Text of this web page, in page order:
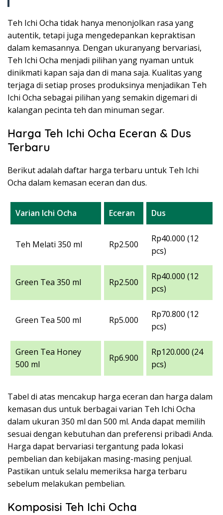
Teh Ichi Ocha tidak hanya menonjolkan rasa yang
autentik, tetapi juga mengedepankan kepraktisan
dalam kemasannya. Dengan ukuranyang bervariasi,
Teh Ichi Ocha menjadi pilihan yang nyaman untuk
dinikmati kapan saja dan di mana saja. Kualitas yang
terjaga di setiap proses produksinya menjadikan Teh
Ichi Ocha sebagai pilihan yang semakin digemari di
kalangan pecinta teh dan minuman segar.
Harga Teh Ichi Ocha Eceran & Dus
Terbaru
Berikut adalah daftar harga terbaru untuk Teh Ichi
Ocha dalam kemasan eceran dan dus.
Varian Ichi Ocha Eceran Dus
Teh Melati 350 ml Rp2.500
Rp40.000 (12
pcs)
Green Tea 350 ml Rp2.500
Rp40.000 (12
pcs)
Green Tea 500 ml Rp5.000
Rp70.800 (12
pcs)
Green Tea Honey
500 ml
Rp6.900
Rp120.000 (24
pcs)
Tabel di atas mencakup harga eceran dan harga dalam
kemasan dus untuk berbagai varian Teh Ichi Ocha
dalam ukuran 350 ml dan 500 ml. Anda dapat memilih
sesuai dengan kebutuhan dan preferensi pribadi Anda.
Harga dapat bervariasi tergantung pada lokasi
pembelian dan kebijakan masing-masing penjual.
Pastikan untuk selalu memeriksa harga terbaru
sebelum melakukan pembelian.
Komposisi Teh Ichi Ocha